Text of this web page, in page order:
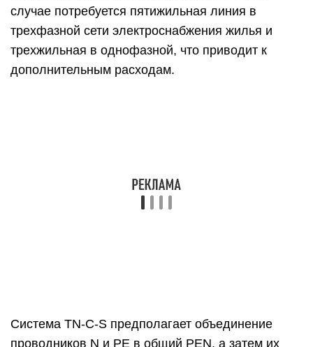
случае потребуется пятижильная линия в
трехфазной сети электроснабжения жилья и
трехжильная в однофазной, что приводит к
дополнительным расходам.
Система TN-C-S предполагает объединение
проводников N и PE в общий PEN, а затем их